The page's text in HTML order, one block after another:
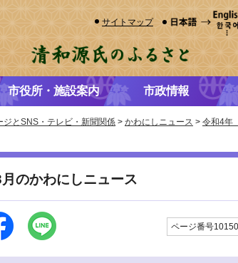
サイトマップ
市役所・施設案内 市政情報
ジとSNS・テレビ・新聞関係 > かわにしニュース > 令和4年
のかわにしニュース
ページ番号